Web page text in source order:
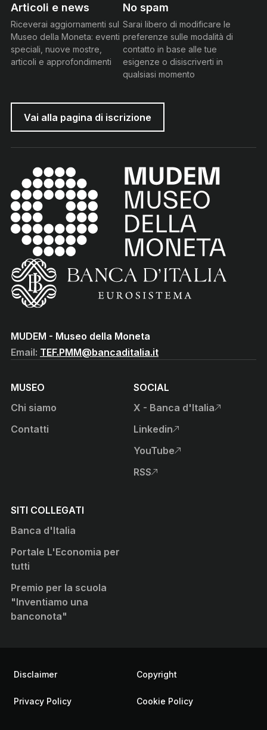
Articoli e news
Riceverai aggiornamenti sul
Museo della Moneta: eventi
speciali, nuove mostre,
articoli e approfondimenti
No spam
Sarai libero di modificare le
preferenze sulle modalità di
contatto in base alle tue
esigenze o disiscriverti in
qualsiasi momento
Vai alla pagina di iscrizione
MUDEM - Museo della Moneta
(torna all'home page)
MUDEM - Museo della Moneta
Email: TEF.PMM@bancaditalia.it
MUSEO
Chi siamo
Contatti
SOCIAL
X - Banca d'Italia
, apre sito esterno in nuova
Linkedin
, apre sito esterno in nuova
YouTube
, apre sito esterno in nuova
RSS
, apre sito esterno in nuova
SITI COLLEGATI
Banca d'Italia
Portale L'Economia per
tutti
Premio per la scuola
"Inventiamo una
banconota"
Informazioni Legali
Disclaimer Copyright
Privacy Policy Cookie Policy